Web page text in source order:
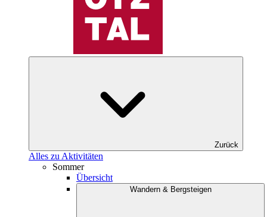
Zurück
Alles zu Aktivitäten
Sommer
Übersicht
Wandern & Bergsteigen